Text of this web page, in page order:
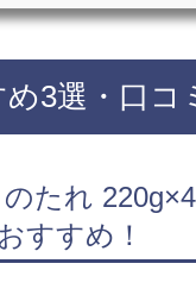
ァミリーマートなどのコン
凍でなければ出来なかっ
3選・口コ
たれ
すすめ！